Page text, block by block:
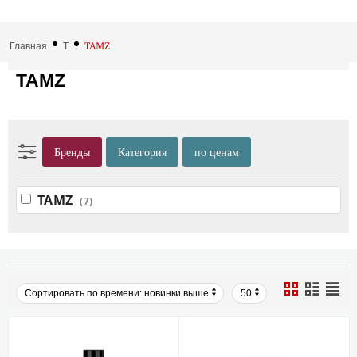
Главная T TAMZ
TAMZ
Бренды Категория по ценам
TAMZ (7)
Сортировать по времени: новинки выше 50